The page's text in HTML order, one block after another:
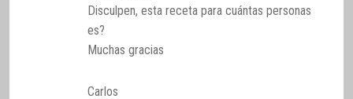
Disculpen, esta receta para cuántas personas
es?
Muchas gracias
Carlos